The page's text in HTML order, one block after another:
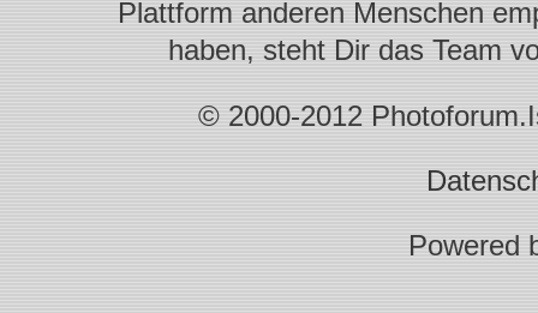
Plattform anderen Menschen
haben, steht Dir das Team
© 2000-2012
Powered